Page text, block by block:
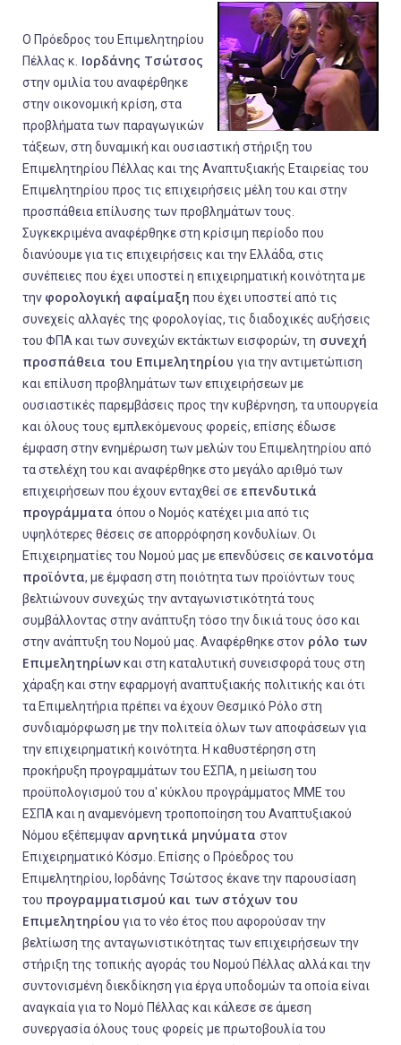
Ο Πρόεδρος του Επιμελητηρίου
Πέλλας κ. Ιορδάνης Τσώτσος
στην ομιλία του αναφέρθηκε
στην οικονομική κρίση, στα
προβλήματα των παραγωγικών
τάξεων, στη δυναμική και ουσιαστική στήριξη του
Επιμελητηρίου Πέλλας και της Αναπτυξιακής Εταιρείας του
Επιμελητηρίου προς τις επιχειρήσεις μέλη του και στην
προσπάθεια επίλυσης των προβλημάτων τους.
Συγκεκριμένα αναφέρθηκε στη κρίσιμη περίοδο που
διανύουμε για τις επιχειρήσεις και την Ελλάδα, στις
συνέπειες που έχει υποστεί η επιχειρηματική κοινότητα με
την φορολογική αφαίμαξη που έχει υποστεί από τις
συνεχείς αλλαγές της φορολογίας, τις διαδοχικές αυξήσεις
του ΦΠΑ και των συνεχών εκτάκτων εισφορών, τη συνεχή
προσπάθεια του Επιμελητηρίου για την αντιμετώπιση
και επίλυση προβλημάτων των επιχειρήσεων με
ουσιαστικές παρεμβάσεις προς την κυβέρνηση, τα υπουργεία
και όλους τους εμπλεκόμενους φορείς, επίσης έδωσε
έμφαση στην ενημέρωση των μελών του Επιμελητηρίου από
τα στελέχη του και αναφέρθηκε στο μεγάλο αριθμό των
επιχειρήσεων που έχουν ενταχθεί σε επενδυτικά
προγράμματα όπου ο Νομός κατέχει μια από τις
υψηλότερες θέσεις σε απορρόφηση κονδυλίων. Οι
Επιχειρηματίες του Νομού μας με επενδύσεις σε καινοτόμα
προϊόντα, με έμφαση στη ποιότητα των προϊόντων τους
βελτιώνουν συνεχώς την ανταγωνιστικότητά τους
συμβάλλοντας στην ανάπτυξη τόσο την δικιά τους όσο και
στην ανάπτυξη του Νομού μας. Αναφέρθηκε στον ρόλο των
Επιμελητηρίωνκαι στη καταλυτική συνεισφορά τους στη
χάραξη και στην εφαρμογή αναπτυξιακής πολιτικής και ότι
τα Επιμελητήρια πρέπει να έχουν Θεσμικό Ρόλο στη
συνδιαμόρφωση με την πολιτεία όλων των αποφάσεων για
την επιχειρηματική κοινότητα. Η καθυστέρηση στη
προκήρυξη προγραμμάτων του ΕΣΠΑ, η μείωση του
προϋπολογισμού του α' κύκλου προγράμματος ΜΜΕ του
ΕΣΠΑ και η αναμενόμενη τροποποίηση του Αναπτυξιακού
Νόμου εξέπεμψαν αρνητικά μηνύματα στον
Επιχειρηματικό Κόσμο. Επίσης ο Πρόεδρος του
Επιμελητηρίου, Ιορδάνης Τσώτσος έκανε την παρουσίαση
του προγραμματισμού και των στόχων του
Επιμελητηρίου για το νέο έτος που αφορούσαν την
βελτίωση της ανταγωνιστικότητας των επιχειρήσεων την
στήριξη της τοπικής αγοράς του Νομού Πέλλας αλλά και την
συντονισμένη διεκδίκηση για έργα υποδομών τα οποία είναι
αναγκαία για το Νομό Πέλλας και κάλεσε σε άμεση
συνεργασία όλους τους φορείς με πρωτοβουλία του